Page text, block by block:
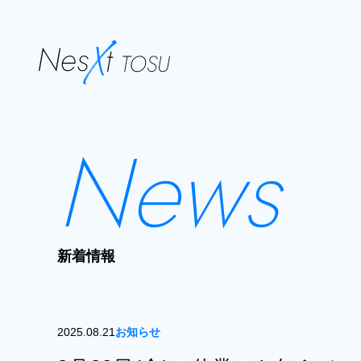
News
新着情報
2025.08.21 お知らせ